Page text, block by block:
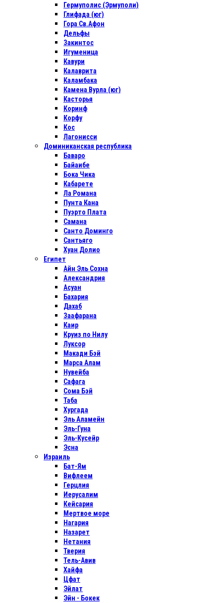
Гермуполис (Эрмуполи)
Глифада (юг)
Гора Св.Афон
Дельфы
Закинтос
Игуменица
Кавури
Калаврита
Каламбака
Камена Вурла (юг)
Касторья
Коринф
Корфу
Кос
Лагонисси
Доминиканская республика
Баваро
Байаибе
Бока Чика
Кабарете
Ла Романа
Пунта Кана
Пуэрто Плата
Самана
Санто Доминго
Сантьяго
Хуан Долио
Египет
Айн Эль Сохна
Александрия
Асуан
Бахария
Дахаб
Заафарана
Каир
Круиз по Нилу
Луксор
Макади Бэй
Марса Алам
Нувейба
Сафага
Сома Бэй
Таба
Хургада
Эль Аламейн
Эль-Гуна
Эль-Кусейр
Эсна
Израиль
Бат-Ям
Вифлеем
Герцлия
Иерусалим
Кейсария
Мертвое море
Нагария
Назарет
Нетания
Тверия
Тель-Авив
Хайфа
Цфат
Эйлат
Эйн - Бокек